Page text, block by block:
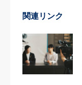
関連リンク